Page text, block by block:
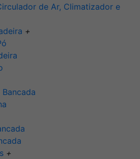
de Ar, Climatizador e
+
+